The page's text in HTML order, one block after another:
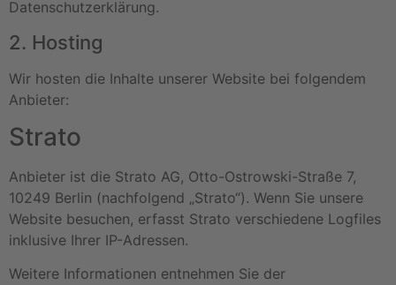
Datenschutzerklärung.
2. Hosting
Wir hosten die Inhalte unserer Website bei folgendem
Anbieter:
Strato
Anbieter ist die Strato AG, Otto-Ostrowski-Straße 7,
10249 Berlin (nachfolgend „Strato“). Wenn Sie unsere
Website besuchen, erfasst Strato verschiedene Logfiles
inklusive Ihrer IP-Adressen.
Weitere Informationen entnehmen Sie der